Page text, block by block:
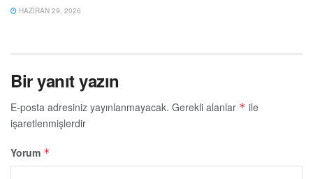
HAZIRAN 29, 2026
Bir yanıt yazın
E-posta adresiniz yayınlanmayacak. Gerekli alanlar * ile
işaretlenmişlerdir
Yorum *